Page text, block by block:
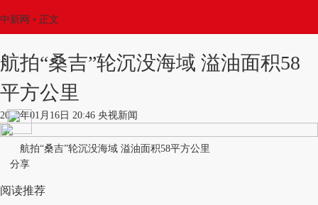
中新网 • 正文
航拍“桑吉”轮沉没海域 溢油面积58
平方公里
2018年01月16日 20:46 央视新闻
航拍“桑吉”轮沉没海域 溢油面积58平方公里
分享
阅读推荐